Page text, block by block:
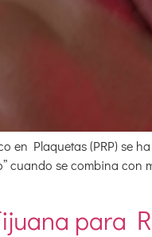
en Plaquetas (PRP) se
cuando se combina
para